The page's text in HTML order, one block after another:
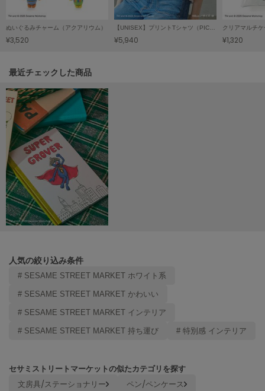
LeSportsac
レスポートサック
LILY BROWN Lingerie
リリーブラウンランジェリー
LITTLE UNION TOKYO
リトルユニオン トウキョウ
made of Organics
メイドオブオーガニクス
MICHU COQUETTE
ミチュ コケット
miies miim
Mila Owen
ミュシャ
ぬいぐるみチャーム（アクアリウム）
¥3,520
【UNISEX】プリントTシャツ（PICNIC）
¥5,940
クリアマルチ
¥1,320
関連記事
最近チェックした商品
人気の絞り込み条件
# SESAME STREET MARKET ホワイト系
# SESAME STREET MARKET かわいい
# SESAME STREET MARKET インテリア
# SESAME STREET MARKET 持ち運び # 特別感 インテリア
セサミストリートマーケットの似たカテゴリを探す
文房具/ステーショナリー
ペン/ペンケース